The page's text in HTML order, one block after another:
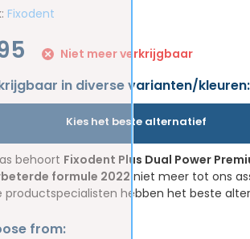
Fixodent
Niet meer verkrijgbaar
in diverse varianten/kleuren:
Kies het beste alternatief
behoort Fixodent Plus Dual Power
formule 2022 niet meer tot ons
productspecialisten hebben het beste
from: